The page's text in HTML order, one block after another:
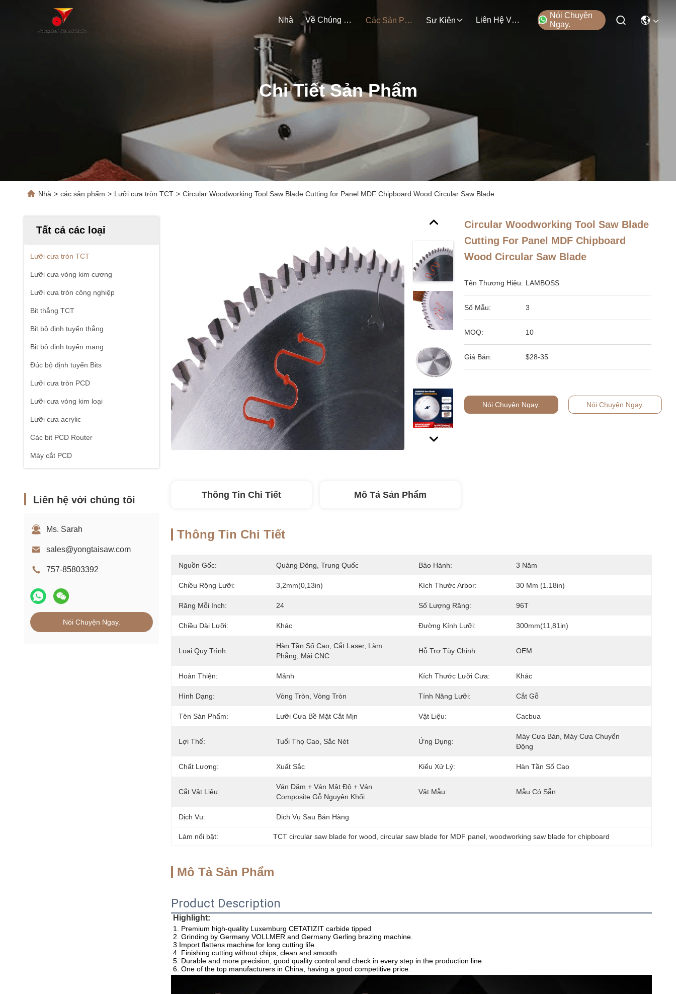
Nhà Về Chúng Tôi Các Sản Phẩm Sự Kiện Liên Hệ Với Chúng Tôi
Nói Chuyện
Ngay.
Chi Tiết Sản Phẩm
Nhà > các sản phẩm > Lưỡi cưa tròn TCT > Circular Woodworking Tool Saw Blade Cutting for Panel MDF Chipboard Wood Circular Saw Blade
Tất cả các loại
Lưỡi cưa tròn TCT
Lưỡi cưa vòng kim cương
Lưỡi cưa tròn công nghiệp
Bit thẳng TCT
Bit bộ định tuyến thẳng
Bit bộ định tuyến mang
Đúc bộ định tuyến Bits
Lưỡi cưa tròn PCD
Lưỡi cưa vòng kim loại
Lưỡi cưa acrylic
Các bit PCD Router
Máy cắt PCD
Liên hệ với chúng tôi
Ms. Sarah
sales@yongtaisaw.com
757-85803392
Nói Chuyện Ngay.
Circular Woodworking Tool Saw Blade
Cutting For Panel MDF Chipboard
Wood Circular Saw Blade
Tên Thương Hiệu: LAMBOSS
Số Mẫu: 3
MOQ: 10
Giá Bán: $28-35
Nói Chuyện Ngay. Nói Chuyện Ngay.
Thông Tin Chi Tiết Mô Tả Sản Phẩm
Thông Tin Chi Tiết
Nguồn Gốc: Quảng Đông, Trung Quốc Bảo Hành: 3 Năm
Chiều Rộng Lưỡi: 3,2mm(0,13in) Kích Thước Arbor: 30 Mm (1.18in)
Răng Mỗi Inch: 24 Số Lượng Răng: 96T
Chiều Dài Lưỡi: Khác Đường Kính Lưỡi: 300mm(11,81in)
Loại Quy Trình:
Hàn Tần Số Cao, Cắt Laser, Làm
Phẳng, Mài CNC
Hỗ Trợ Tùy Chỉnh: OEM
Hoàn Thiện: Mảnh Kích Thước Lưỡi Cưa: Khác
Hình Dạng: Vòng Tròn, Vòng Tròn Tính Năng Lưỡi: Cắt Gỗ
Tên Sản Phẩm: Lưỡi Cưa Bề Mặt Cắt Mịn Vật Liệu: Cacbua
Lợi Thế: Tuổi Thọ Cao, Sắc Nét Ứng Dụng:
Máy Cưa Bàn, Máy Cưa Chuyển
Động
Chất Lượng: Xuất Sắc Kiểu Xử Lý: Hàn Tần Số Cao
Cắt Vật Liệu:
Ván Dăm + Ván Mật Độ + Ván
Composite Gỗ Nguyên Khối
Vật Mẫu: Mẫu Có Sẵn
Dịch Vụ: Dịch Vụ Sau Bán Hàng
Làm nổi bật: TCT circular saw blade for wood , circular saw blade for MDF panel , woodworking saw blade for chipboard
Mô Tả Sản Phẩm
Product Description
Highlight:
1. Premium high-quality Luxemburg CETATIZIT carbide tipped
2. Grinding by Germany VOLLMER and Germany Gerling brazing machine.
3.Import flattens machine for long cutting life.
4. Finishing cutting without chips, clean and smooth.
5. Durable and more precision, good quality control and check in every step in the production line.
6. One of the top manufacturers in China, having a good competitive price.